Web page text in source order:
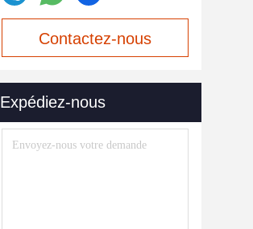
Contactez-nous
Expédiez-nous